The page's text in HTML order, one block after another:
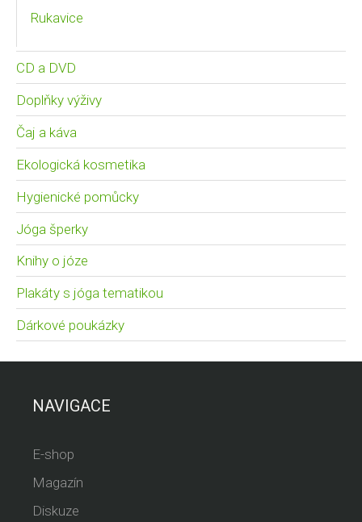
Rukavice
CD a DVD
Doplňky výživy
Čaj a káva
Ekologická kosmetika
Hygienické pomůcky
Jóga šperky
Knihy o józe
Plakáty s jóga tematikou
Dárkové poukázky
NAVIGACE
E-shop
Magazín
Diskuze